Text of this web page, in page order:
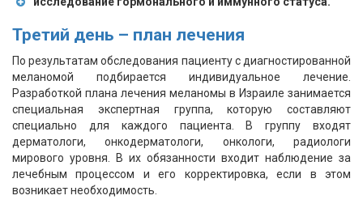
Третий день – план лечения
По результатам обследования пациенту с диагностированной
меланомой подбирается индивидуальное лечение.
Разработкой плана лечения меланомы в Израиле занимается
специальная экспертная группа, которую составляют
специально для каждого пациента. В группу входят
дерматологи, онкодерматологи, онкологи, радиологи
мирового уровня. В их обязанности входит наблюдение за
лечебным процессом и его корректировка, если в этом
возникает необходимость.